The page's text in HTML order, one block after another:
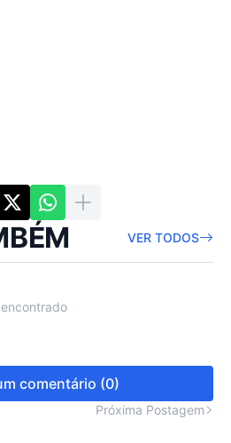
VER TODOS
comentário (0)
Próxima Postagem